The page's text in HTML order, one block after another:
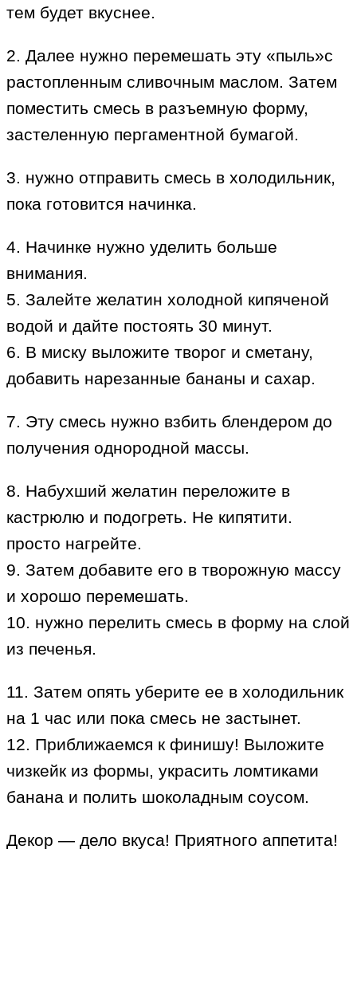
тем будет вкуснее.
2. Далее нужно перемешать эту «пыль»с
растопленным сливочным маслом. Затем
поместить смесь в разъемную форму,
застеленную пергаментной бумагой.
3. нужно отправить смесь в холодильник,
пока готовится начинка.
4. Начинке нужно уделить больше
внимания.
5. Залейте желатин холодной кипяченой
водой и дайте постоять 30 минут.
6. В миску выложите творог и сметану,
добавить нарезанные бананы и сахар.
7. Эту смесь нужно взбить блендером до
получения однородной массы.
8. Набухший желатин переложите в
кастрюлю и подогреть. Не кипятити.
просто нагрейте.
9. Затем добавите его в творожную массу
и хорошо перемешать.
10. нужно перелить смесь в форму на слой
из печенья.
11. Затем опять уберите ее в холодильник
на 1 час или пока смесь не застынет.
12. Приближаемся к финишу! Выложите
чизкейк из формы, украсить ломтиками
банана и полить шоколадным соусом.
Декор — дело вкуса! Приятного аппетита!